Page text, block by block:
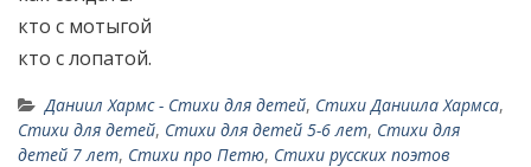
кто с мотыгой
кто с лопатой.
Даниил Хармс - Стихи для детей, Стихи Даниила Хармса,
Стихи для детей, Стихи для детей 5-6 лет, Стихи для
детей 7 лет, Стихи про Петю, Стихи русских поэтов